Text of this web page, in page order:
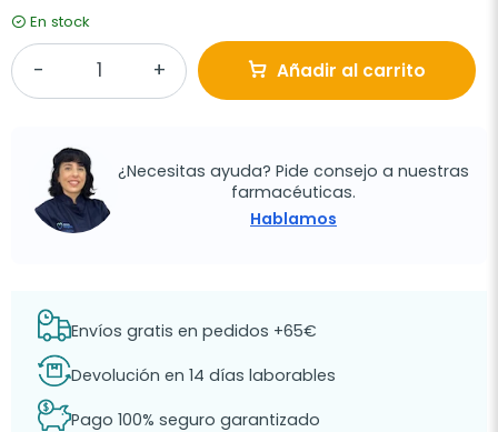
En stock
Añadir al carrito
¿Necesitas ayuda? Pide consejo a nuestras
farmacéuticas.
Hablamos
Envíos gratis en pedidos +65€
Devolución en 14 días laborables
Pago 100% seguro garantizado